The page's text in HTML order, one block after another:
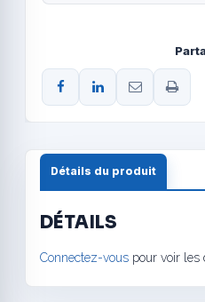
Détails du produit
DÉTAILS
Connectez-vous pour voir les